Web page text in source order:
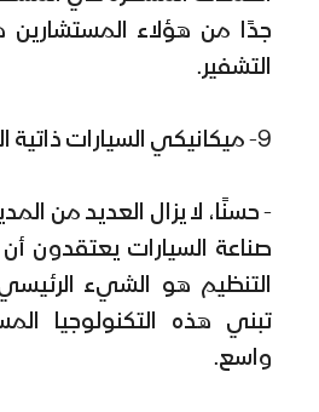
جدًا من هؤلاء المستشارين
التشفير.
9- ميكانيكي السيارات ذاتية القيادة
- حسنًا، لا يزال العديد من
صناعة السيارات يعتقدون
التنظيم هو الشيء
تبني هذه التكنولوجيا
واسع.